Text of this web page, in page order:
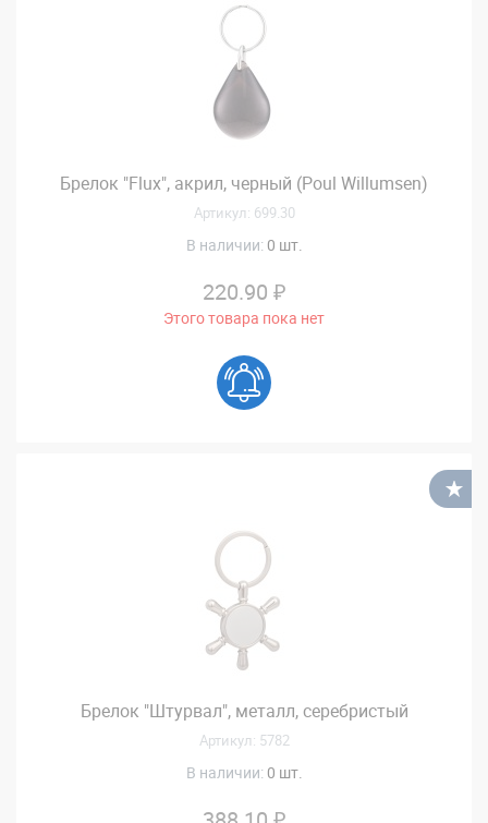
Брелок "Flux", акрил, черный (Poul Willumsen)
Артикул: 699.30
В наличии: 0 шт.
220.90 ₽
Этого товара пока нет
Брелок "Штурвал", металл, серебристый
Артикул: 5782
В наличии: 0 шт.